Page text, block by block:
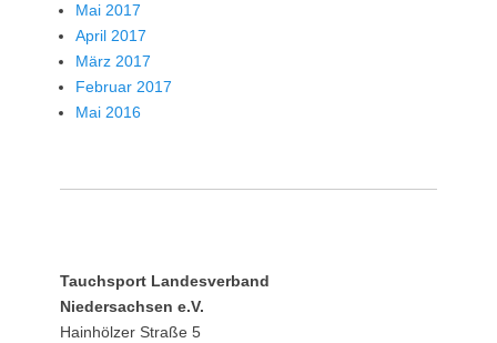
Mai 2017
April 2017
März 2017
Februar 2017
Mai 2016
Tauchsport Landesverband
Niedersachsen e.V.
Hainhölzer Straße 5